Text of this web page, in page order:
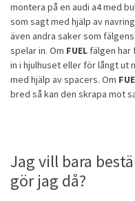
montera på en audi a4 med
som sagt med hjälp av
även andra saker som
spelar in. Om FUEL fälgen har
in i hjulhuset eller för långt ut
med hjälp av spacers. Om
bred så kan den skrapa mot
Jag vill bara
gör jag då?